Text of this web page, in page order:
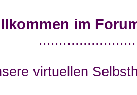
im
virtuellen